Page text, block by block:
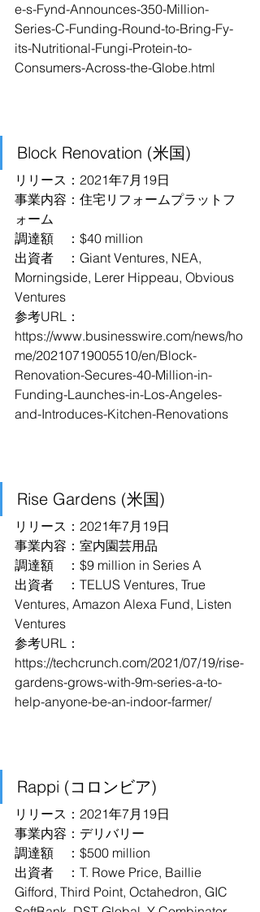
e-s-Fynd-Announces-350-Million-
Series-C-Funding-Round-to-Bring-Fy-
its-Nutritional-Fungi-Protein-to-
Consumers-Across-the-Globe.html
Block Renovation (米国)
リリース：2021年7月19日
事業内容：住宅リフォームプラットフ
ォーム
調達額　：$40 million
出資者　：Giant Ventures, NEA,
Morningside, Lerer Hippeau, Obvious
Ventures
参考URL：
https://www.businesswire.com/news/ho
me/20210719005510/en/Block-
Renovation-Secures-40-Million-in-
Funding-Launches-in-Los-Angeles-
and-Introduces-Kitchen-Renovations
Rise Gardens (米国)
リリース：2021年7月19日
事業内容：室内園芸用品
調達額　：$9 million in Series A
出資者　：TELUS Ventures, True
Ventures, Amazon Alexa Fund, Listen
Ventures
参考URL：
https://techcrunch.com/2021/07/19/rise-
gardens-grows-with-9m-series-a-to-
help-anyone-be-an-indoor-farmer/
Rappi (コロンビア)
リリース：2021年7月19日
事業内容：デリバリー
調達額　：$500 million
出資者　：T. Rowe Price, Baillie
Gifford, Third Point, Octahedron, GIC